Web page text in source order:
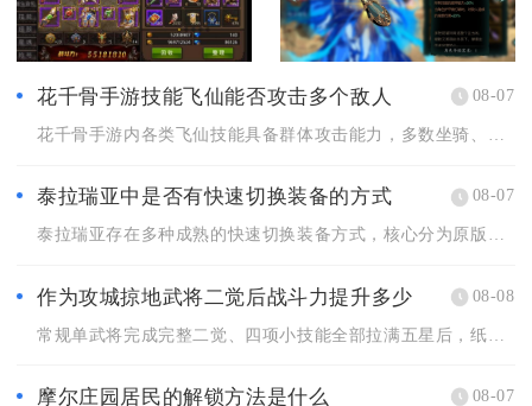
花千骨手游技能飞仙能否攻击多个敌人 08-07
泰拉瑞亚中是否有快速切换装备的方式 08-07
作为攻城掠地武将二觉后战斗力提升多少 08-08
摩尔庄园居民的解锁方法是什么 08-07